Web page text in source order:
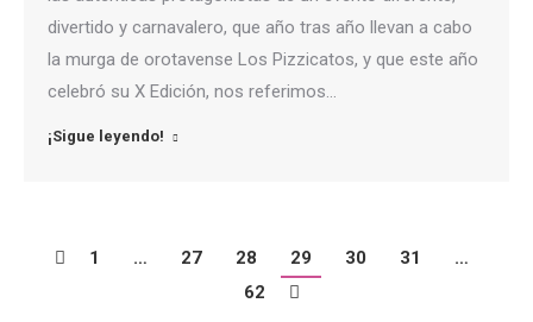
divertido y carnavalero, que año tras año llevan a cabo
la murga de orotavense Los Pizzicatos, y que este año
celebró su X Edición, nos referimos…
¡Sigue leyendo!
1 … 27 28 29 30 31
…
62